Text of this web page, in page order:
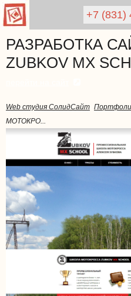
РАЗРАБОТКА
ZUBKOV MX
+7 (831)
Web студия СолидСайт
МОТОКРО...